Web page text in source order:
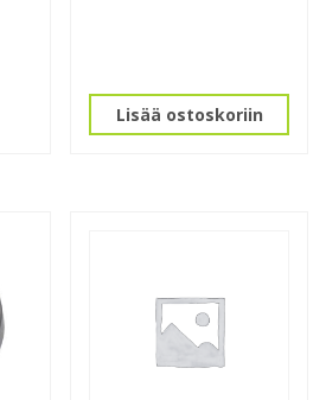
Lisää ostoskoriin